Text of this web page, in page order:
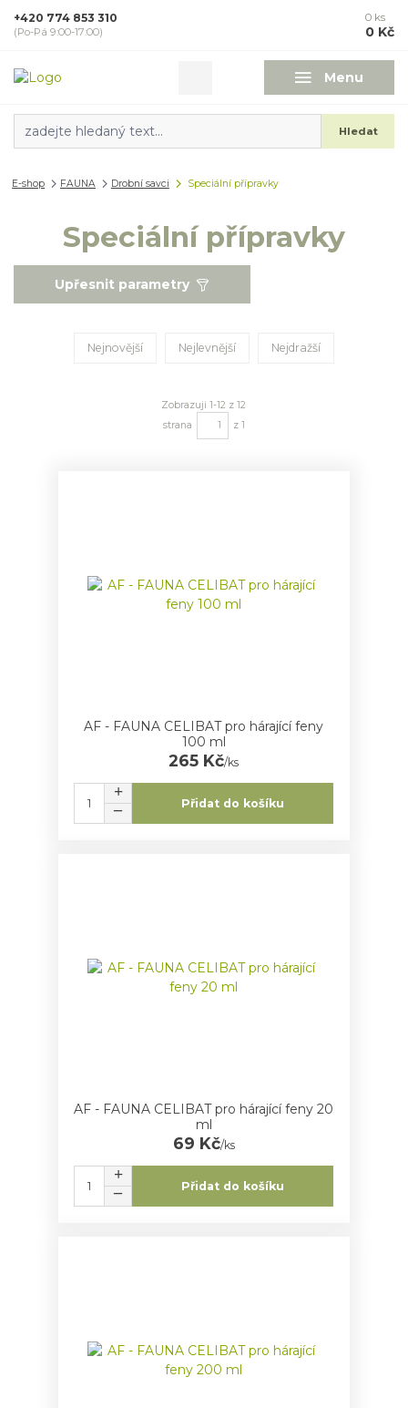
Menu
Hledat
+420 774 853 310
(Po-Pá 9:00-17:00)
0 ks
0 Kč
E-shop FAUNA Drobní savci Speciální přípravky
Speciální přípravky
Upřesnit parametry
Nejnovější Nejlevnější Nejdražší
Zobrazuji 1-12 z 12
strana
z 1
AF - FAUNA CELIBAT pro hárající feny
100 ml
265 Kč/ks
Přidat do košíku
AF - FAUNA CELIBAT pro hárající feny 20
ml
69 Kč/ks
Přidat do košíku